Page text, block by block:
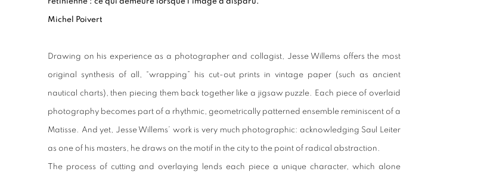
Michel Poivert
Drawing on his experience as a photographer and collagist, Jesse Willems offers the most
original synthesis of all, “wrapping” his cut-out prints in vintage paper (such as ancient
nautical charts), then piecing them back together like a jigsaw puzzle. Each piece of overlaid
photography becomes part of a rhythmic, geometrically patterned ensemble reminiscent of a
Matisse. And yet, Jesse Willems’ work is very much photographic: acknowledging Saul Leiter
as one of his masters, he draws on the motif in the city to the point of radical abstraction.
The process of cutting and overlaying lends each piece a unique character, which alone